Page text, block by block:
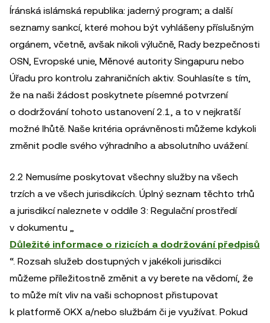
Íránská islámská republika: jaderný program; a další
seznamy sankcí, které mohou být vyhlášeny příslušným
orgánem, včetně, avšak nikoli výlučně, Rady bezpečnosti
OSN, Evropské unie, Měnové autority Singapuru nebo
Úřadu pro kontrolu zahraničních aktiv. Souhlasíte s tím,
že na naši žádost poskytnete písemné potvrzení
o dodržování tohoto ustanovení 2.1, a to v nejkratší
možné lhůtě. Naše kritéria oprávněnosti můžeme kdykoli
změnit podle svého výhradního a absolutního uvážení.
2.2 Nemusíme poskytovat všechny služby na všech
trzích a ve všech jurisdikcích. Úplný seznam těchto trhů
a jurisdikcí naleznete v oddíle 3: Regulační prostředí
v dokumentu „
Důležité informace o rizicích a dodržování předpisů
“. Rozsah služeb dostupných v jakékoli jurisdikci
můžeme příležitostně změnit a vy berete na vědomí, že
to může mít vliv na vaši schopnost přistupovat
k platformě OKX a/nebo službám či je využívat. Pokud